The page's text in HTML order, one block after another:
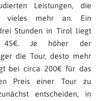
Leistungen, die
vieles mehr an. Ein
Stunden in Tirol liegt
45€. Je höher der
die Tour, desto mehr
bei circa 200€ für das
Preis einer Tour zu
entscheiden, in